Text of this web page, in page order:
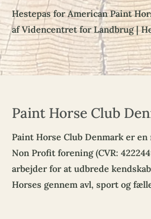
Hestepas for American Paint
af Videncentret for Landbrug |
Paint Horse Club
Paint Horse Club Denmark er
Non Profit forening (CVR:
arbejder for at udbrede
Horses gennem avl, sport og